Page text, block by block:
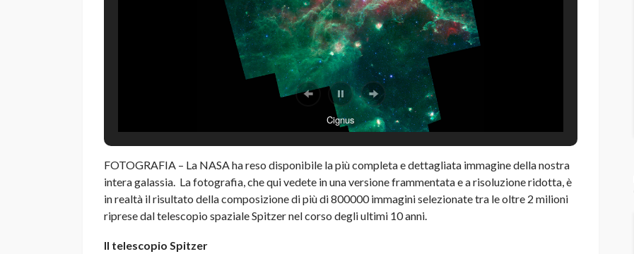
Cignus
FOTOGRAFIA – La NASA ha reso disponibile la più completa e dettagliata immagine della nostra
intera galassia. La fotografia, che qui vedete in una versione frammentata e a risoluzione ridotta, è
in realtà il risultato della composizione di più di 800000 immagini selezionate tra le oltre 2 milioni
riprese dal telescopio spaziale Spitzer nel corso degli ultimi 10 anni.
Il telescopio Spitzer